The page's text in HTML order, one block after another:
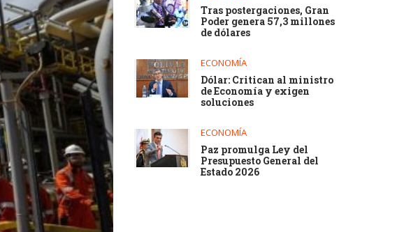
Tras postergaciones, Gran
Poder genera 57,3 millones
de dólares
ECONOMÍA
Dólar: Critican al ministro
de Economía y exigen
soluciones
ECONOMÍA
Paz promulga Ley del
Presupuesto General del
Estado 2026